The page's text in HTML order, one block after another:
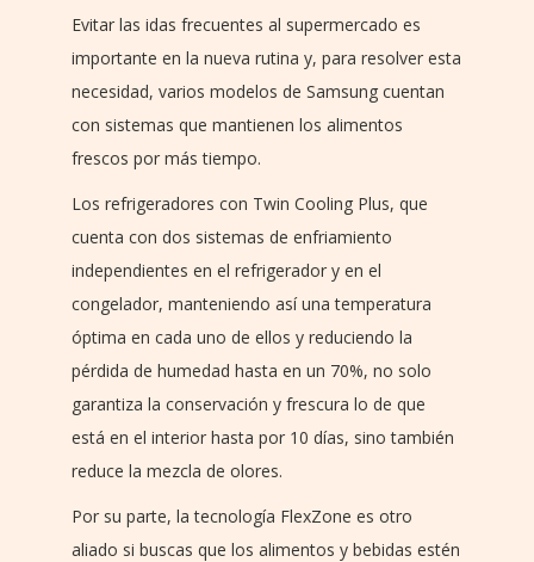
Evitar las idas frecuentes al supermercado es
importante en la nueva rutina y, para resolver esta
necesidad, varios modelos de Samsung cuentan
con sistemas que mantienen los alimentos
frescos por más tiempo.
Los refrigeradores con Twin Cooling Plus, que
cuenta con dos sistemas de enfriamiento
independientes en el refrigerador y en el
congelador, manteniendo así una temperatura
óptima en cada uno de ellos y reduciendo la
pérdida de humedad hasta en un 70%, no solo
garantiza la conservación y frescura lo de que
está en el interior hasta por 10 días, sino también
reduce la mezcla de olores.
Por su parte, la tecnología FlexZone es otro
aliado si buscas que los alimentos y bebidas estén